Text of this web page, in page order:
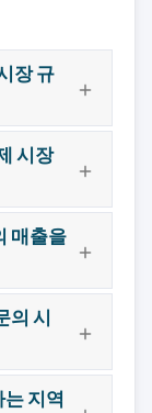
장 규
시장
매출을
의 시
지역